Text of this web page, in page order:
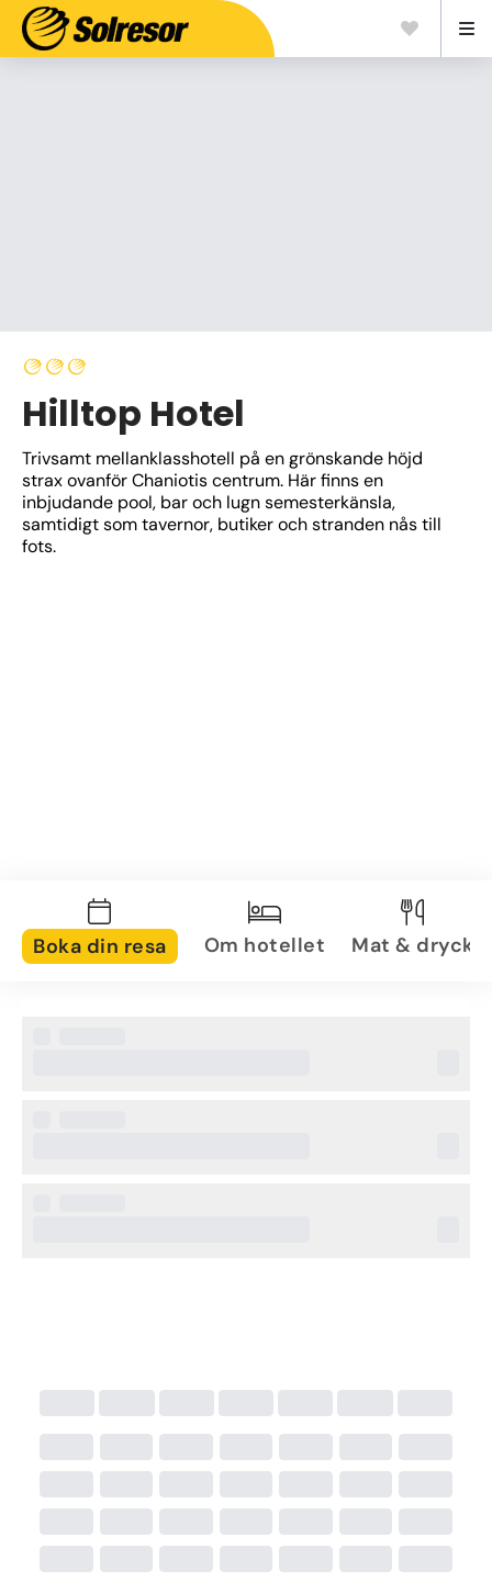
Hilltop Hotel
Trivsamt mellanklasshotell på en grönskande höjd
strax ovanför Chaniotis centrum. Här finns en
inbjudande pool, bar och lugn semesterkänsla,
samtidigt som tavernor, butiker och stranden nås till
fots.
Boka din resa Om hotellet Mat & dryck